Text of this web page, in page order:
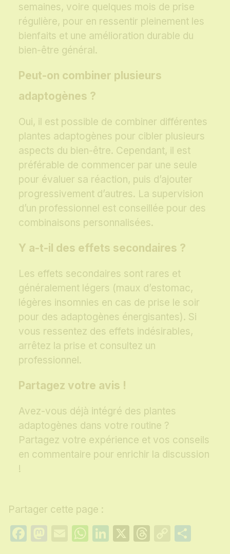
semaines, voire quelques mois de prise
régulière, pour en ressentir pleinement les
bienfaits et une amélioration durable du
bien-être général.
Peut-on combiner plusieurs
adaptogènes ?
Oui, il est possible de combiner différentes
plantes adaptogènes pour cibler plusieurs
aspects du bien-être. Cependant, il est
préférable de commencer par une seule
pour évaluer sa réaction, puis d’ajouter
progressivement d’autres. La supervision
d’un professionnel est conseillée pour des
combinaisons personnalisées.
Y a-t-il des effets secondaires ?
Les effets secondaires sont rares et
généralement légers (maux d’estomac,
légères insomnies en cas de prise le soir
pour des adaptogènes énergisantes). Si
vous ressentez des effets indésirables,
arrêtez la prise et consultez un
professionnel.
Partagez votre avis !
Avez-vous déjà intégré des plantes
adaptogènes dans votre routine ?
Partagez votre expérience et vos conseils
en commentaire pour enrichir la discussion
!
Partager cette page :
Facebook
Mastodon
EmailWhatsApp
LinkedIn
X Threads
Copy